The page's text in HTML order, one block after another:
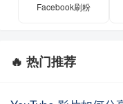
Facebook刷粉
🔥 热门推荐